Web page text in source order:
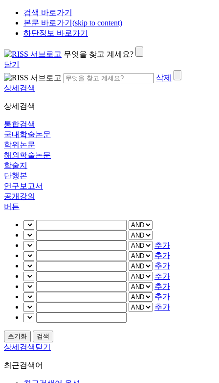
검색 바로가기
본문 바로가기(skip to content)
하단정보 바로가기
무엇을 찾고 계세요?
닫기
삭제
상세검색
상세검색
통합검색
국내학술논문
학위논문
해외학술논문
학술지
단행본
연구보고서
공개강의
버튼
추가
추가
추가
추가
추가
추가
추가
상세검색닫기
최근검색어